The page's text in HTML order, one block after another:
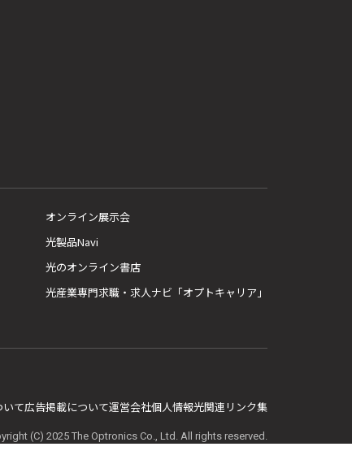
オンライン展示会
光製品Navi
光のオンライン書店
光産業専門求職・求人ナビ「オプトキャリア」
いて広告掲載について運営会社個人情報光関連リンク集
(C) 2025 The Optronics Co., Ltd. All rights reserved.